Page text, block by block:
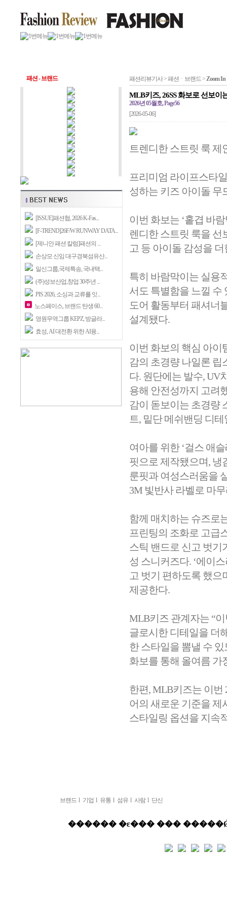
패션 - 브랜드
[ISSUE]패션협, 2026 K-Fas...
[F-TREND]26F/W RUNWAY DATA...
[제니안 패션 칼럼]패션의 ...
손상모 신임 대구경북섬유산...
일신그룹,국제특송, 국내택...
(주)성보산업,창업 30주년 ...
PIS 2026, 소싱과 교류를 잇...
노스페이스, 브랜드 탄생 60...
영원무역그룹 KEPZ, 방글라...
효성, AI 대전환 위한 AI융...
패션리뷰기사 > 패션ㆍ브랜드 >Zoom In
MLB키즈, 26SS 화보로 선보이
2026년 05월호, Page56
[2026-05-06]
트렌디한 스트릿 룩 제
프리미엄 라이프스타
성하는 키즈 아이돌 무
이번 화보는 ‘홑겹 바
렌디한 스트릿 룩을
고 등 아이돌 감성을
특히 바람막이는 실용
서도 특별함을 느낄 수
도어 활동부터 패셔너
설계됐다.
이번 화보의 핵심 아이
감의 초경량 나일론
다. 원단에는 발수, UV
용해 안전성까지 고려
감이 돋보이는 초경량
트, 밑단 메쉬밴딩 디
여아를 위한 ‘걸스 애
핏으로 제작됐으며, 냉
룬핏과 여성스러움을
3M 빛반사 라벨로 마
함께 매치하는 슈즈로
프린팅의 조화로 고급
스틱 밴드로 신고 벗기
성 스니커즈다. ‘에이
고 벗기 편하도록 했
제공한다.
MLB키즈 관계자는 “
글로시한 디테일을 더
한 스타일을 뽐낼 수
화보를 통해 올여름 가
한편, MLB키즈는 이번
어의 새로운 기준을 제
스타일링 옵션을 지속
브랜드 l 기업 l 유통 l 섬유 l 사람l 단신